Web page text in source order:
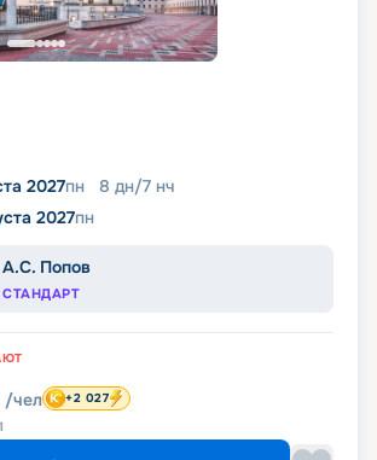
2027пн 8 дн/7 нч
2027пн
А.С. Попов
СТАНДАРТ
/чел +2 027